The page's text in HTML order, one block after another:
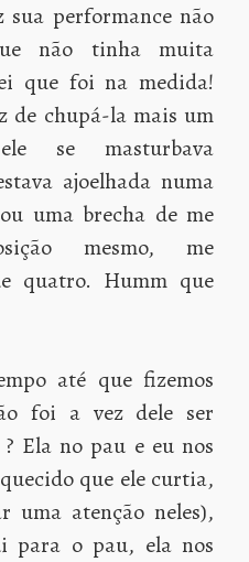
sua performance não
não tinha muita
que foi na medida!
de chupá-la mais um
se masturbava
ajoelhada numa
uma brecha de me
mesmo, me
quatro. Humm que
até que fizemos
foi a vez dele ser
Ela no pau e eu nos
que ele curtia,
uma atenção neles),
para o pau, ela nos